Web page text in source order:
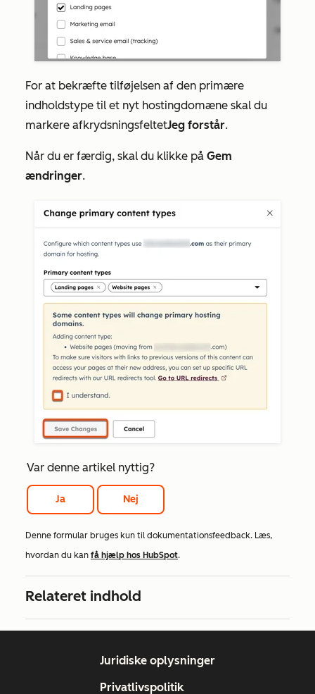
For at bekræfte tilføjelsen af den primære
indholdstype til et nyt hostingdomæne skal du
markere afkrydsningsfeltetJeg forstår.
Når du er færdig, skal du klikke på Gem
ændringer.
Var denne artikel nyttig?
Ja Nej
Denne formular bruges kun til dokumentationsfeedback. Læs,
hvordan du kan få hjælp hos HubSpot.
Relateret indhold
Juridiske oplysninger
Privatlivspolitik